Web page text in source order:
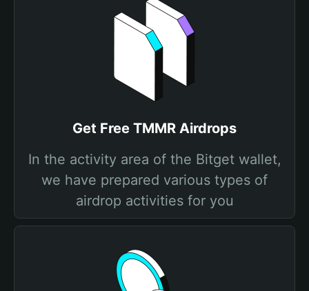
Get Free TMMR Airdrops
In the activity area of the Bitget wallet,
we have prepared various types of
airdrop activities for you